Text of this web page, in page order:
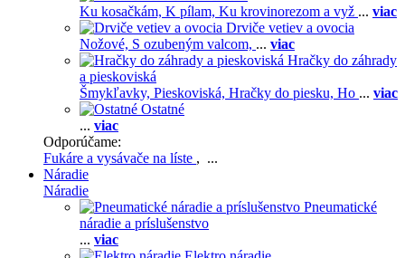
Ku kosačkám, K pílam, Ku krovinorezom a vyž ... viac
Drviče vetiev a ovocia
Nožové, S ozubeným valcom, ... viac
Hračky do záhrady
a pieskoviská
Šmykľavky, Pieskoviská, Hračky do piesku, Ho ... viac
Ostatné
... viac
Odporúčame:
Fukáre a vysávače na líste , ...
Náradie
Náradie
Pneumatické
náradie a príslušenstvo
... viac